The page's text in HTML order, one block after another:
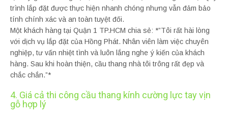
trình lắp đặt được thực hiện nhanh chóng nhưng vẫn đảm bảo
tính chính xác và an toàn tuyệt đối.
Một khách hàng tại Quận 1 TP.HCM chia sẻ: *”Tôi rất hài lòng
với dịch vụ lắp đặt của Hồng Phát. Nhân viên làm việc chuyên
nghiệp, tư vấn nhiệt tình và luôn lắng nghe ý kiến của khách
hàng. Sau khi hoàn thiện, cầu thang nhà tôi trông rất đẹp và
chắc chắn.”*
4. Giá cả thi công cầu thang kính cường lực tay vịn
gỗ hợp lý